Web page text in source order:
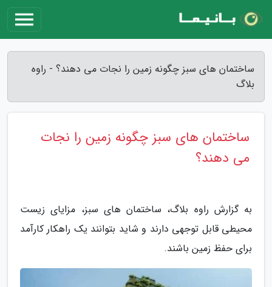
ساختمان های سبز چگونه زمین را نجات می دهند؟ - راوه
بلاگ
ساختمان های سبز چگونه زمین را نجات
می دهند؟
به گزارش راوه بلاگ، ساختمان های سبز، مزایای زیست
محیطی قابل توجهی دارند و شاید بتوانند یک راهکار کارآمد
برای حفظ زمین باشند.